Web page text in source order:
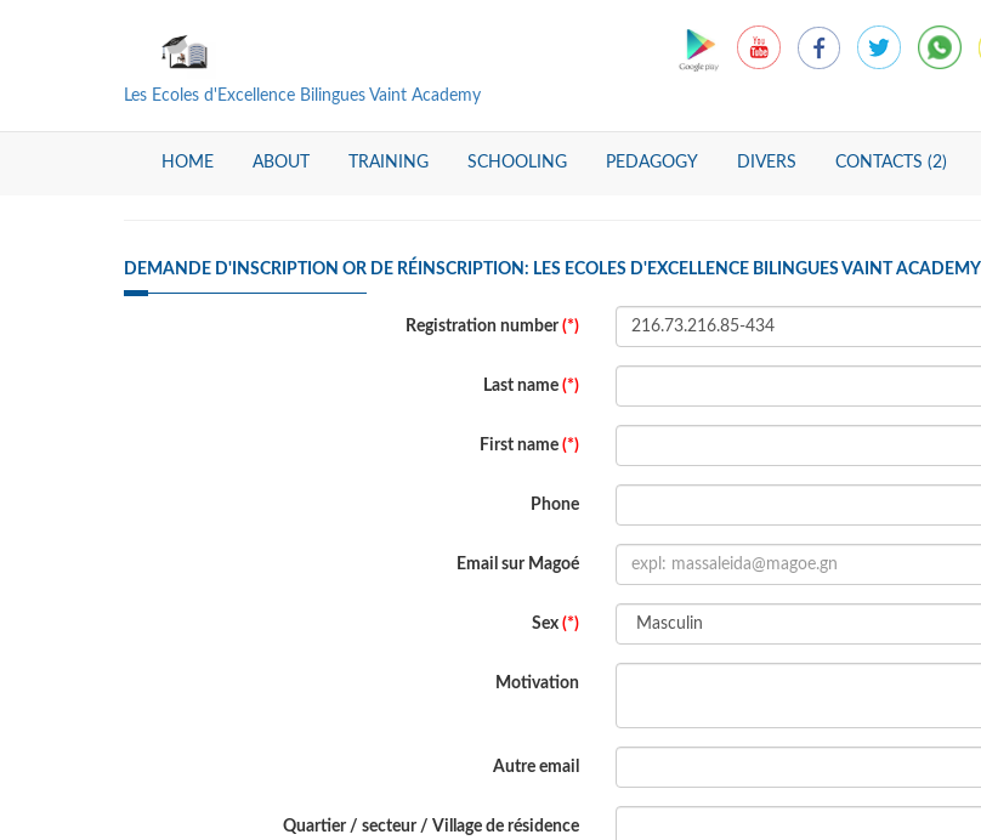
Les Ecoles d'Excellence Bilingues Vaint Academy
HOME ABOUT TRAINING SCHOOLING PEDAGOGY DIVERS CONTACTS (2)
DEMANDE D'INSCRIPTION OR DE RÉINSCRIPTION: LES ECOLES D'EXCELLENCE BILINGUES VAINT ACADEMY
Registration number(*)
Last name (*)
First name (*)
Phone
Email sur Magoé
Sex (*)
Motivation
Autre email
Quartier / secteur / Village de résidence